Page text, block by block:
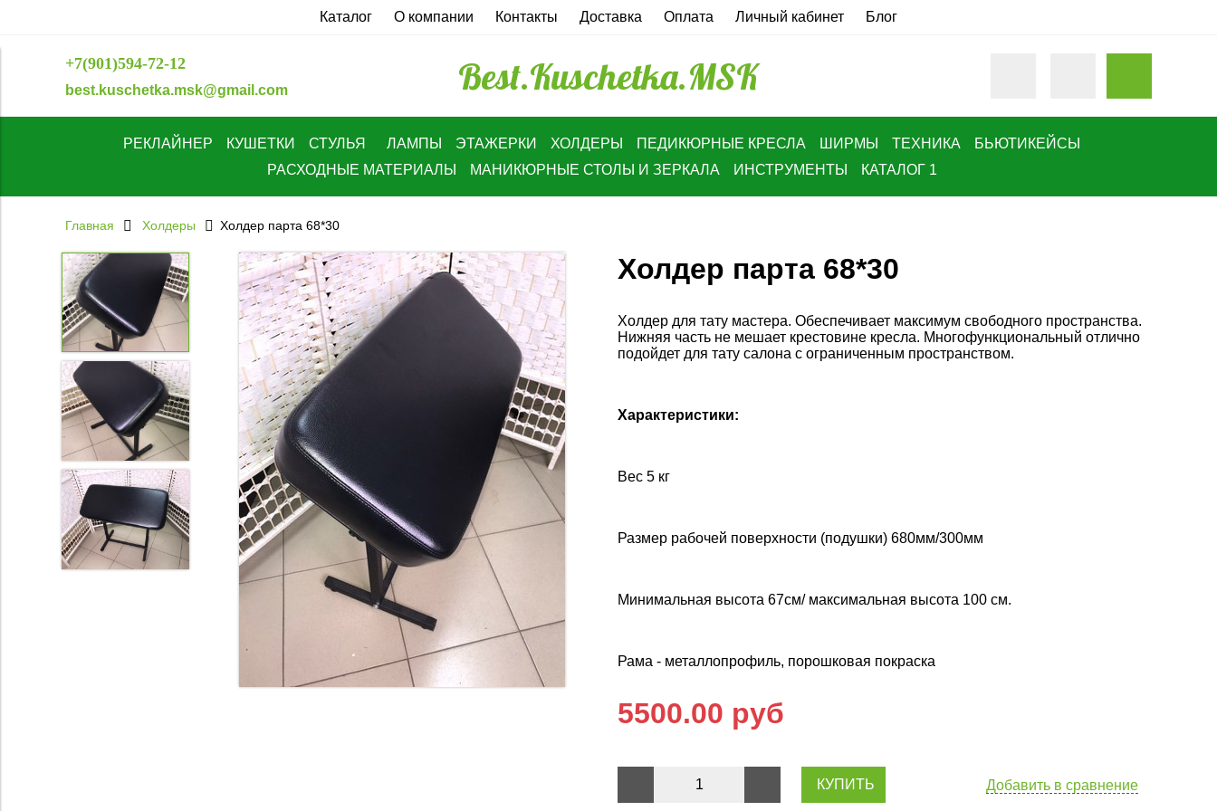
Каталог О компании Контакты Доставка Оплата Личный кабинет Блог
+7(901)594-72-12
best.kuschetka.msk@gmail.com Best.Kuschetka.MSK
РЕКЛАЙНЕР КУШЕТКИ СТУЛЬЯ ЛАМПЫ ЭТАЖЕРКИ ХОЛДЕРЫ ПЕДИКЮРНЫЕ КРЕСЛА ШИРМЫ ТЕХНИКА
БЬЮТИКЕЙСЫ
РАСХОДНЫЕ МАТЕРИАЛЫ
МАНИКЮРНЫЕ СТОЛЫ И ЗЕРКАЛА ИНСТРУМЕНТЫ КАТАЛОГ 1
Главная Холдеры Холдер парта 68*30
Холдер парта 68*30
Холдер для тату мастера. Обеспечивает максимум свободного пространства.
Нижняя часть не мешает крестовине кресла. Многофункциональный отлично
подойдет для тату салона с ограниченным пространством.
Характеристики:
Вес 5 кг
Размер рабочей поверхности (подушки) 680мм/300мм
Минимальная высота 67см/ максимальная высота 100 см.
Рама - металлопрофиль, порошковая покраска
5500.00 руб
КУПИТЬ Добавить в сравнение